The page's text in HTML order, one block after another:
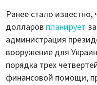
Ранее стало
долларов планирует
администрация
вооружение для
порядка трех
финансовой помощи,